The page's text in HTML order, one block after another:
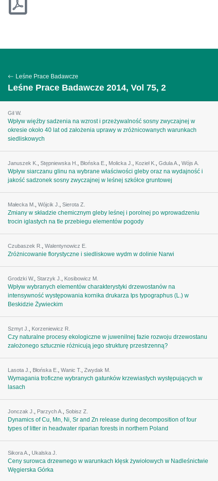
Leśne Prace Badawcze
Leśne Prace Badawcze 2014, Vol 75, 2
Gil W.
Wpływ więźby sadzenia na wzrost i przeżywalność sosny zwyczajnej w
okresie około 40 lat od założenia uprawy w zróżnicowanych warunkach
siedliskowych
Januszek K. Stępniewska H. Błońska E. Molicka J. Kozieł K. Gdula A. Wójs A.
Wpływ siarczanu glinu na wybrane właściwości gleby oraz na wydajność i
jakość sadzonek sosny zwyczajnej w leśnej szkółce gruntowej
Małecka M. Wójcik J. Sierota Z.
Zmiany w składzie chemicznym gleby leśnej i porolnej po wprowadzeniu
trocin iglastych na tle przebiegu elementów pogody
Czubaszek R. Walentynowicz E.
Zróżnicowanie florystyczne i siedliskowe wydm w dolinie Narwi
Grodzki W. Starzyk J. Kosibowicz M.
Wpływ wybranych elementów charakterystyki drzewostanów na
intensywność występowania kornika drukarza Ips typographus (L.) w
Beskidzie Żywieckim
Szmyt J. Korzeniewicz R.
Czy naturalne procesy ekologiczne w juwenilnej fazie rozwoju drzewostanu
założonego sztucznie różnicują jego strukturę przestrzenną?
Lasota J. Błońska E. Wanic T. Zwydak M.
Wymagania troficzne wybranych gatunków krzewiastych występujących w
lasach
Jonczak J. Parzych A. Sobisz Z.
Dynamics of Cu, Mn, Ni, Sr and Zn release during decomposition of four
types of litter in headwater riparian forests in northern Poland
Sikora A. Ukalska J.
Ceny surowca drzewnego w warunkach klęsk żywiołowych w Nadleśnictwie
Węgierska Górka